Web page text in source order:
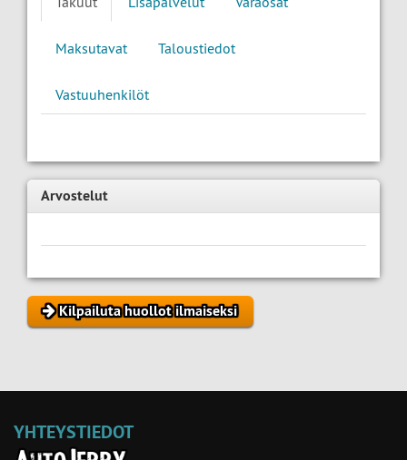
Maksutavat Taloustiedot
Vastuuhenkilöt
Arvostelut
Kilpailuta huollot ilmaiseksi
YHTEYSTIEDOT